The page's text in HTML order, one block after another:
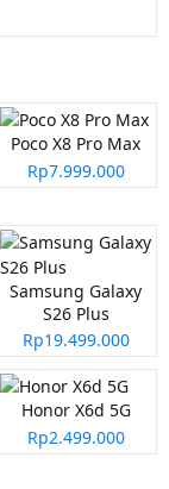
Poco X8 Pro Max
Rp7.999.000
Samsung Galaxy
S26 Plus
Rp19.499.000
Honor X6d 5G
Rp2.499.000